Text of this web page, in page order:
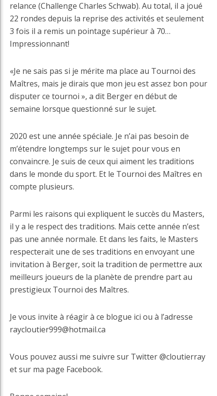
relance (Challenge Charles Schwab). Au total, il a joué
22 rondes depuis la reprise des activités et seulement
3 fois il a remis un pointage supérieur à 70…
Impressionnant!
«Je ne sais pas si je mérite ma place au Tournoi des
Maîtres, mais je dirais que mon jeu est assez bon pour
disputer ce tournoi », a dit Berger en début de
semaine lorsque questionné sur le sujet.
2020 est une année spéciale. Je n’ai pas besoin de
m’étendre longtemps sur le sujet pour vous en
convaincre. Je suis de ceux qui aiment les traditions
dans le monde du sport. Et le Tournoi des Maîtres en
compte plusieurs.
Parmi les raisons qui expliquent le succès du Masters,
il y a le respect des traditions. Mais cette année n’est
pas une année normale. Et dans les faits, le Masters
respecterait une de ses traditions en envoyant une
invitation à Berger, soit la tradition de permettre aux
meilleurs joueurs de la planète de prendre part au
prestigieux Tournoi des Maîtres.
Je vous invite à réagir à ce blogue ici ou à l’adresse
raycloutier999@hotmail.ca
Vous pouvez aussi me suivre sur Twitter @cloutierray
et sur ma page Facebook.